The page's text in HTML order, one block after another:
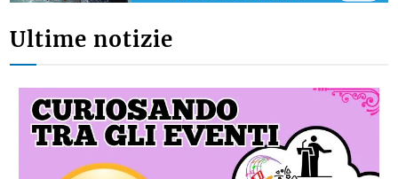
Ultime notizie